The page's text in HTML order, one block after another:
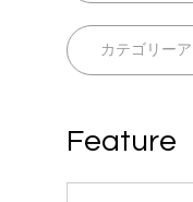
Feature